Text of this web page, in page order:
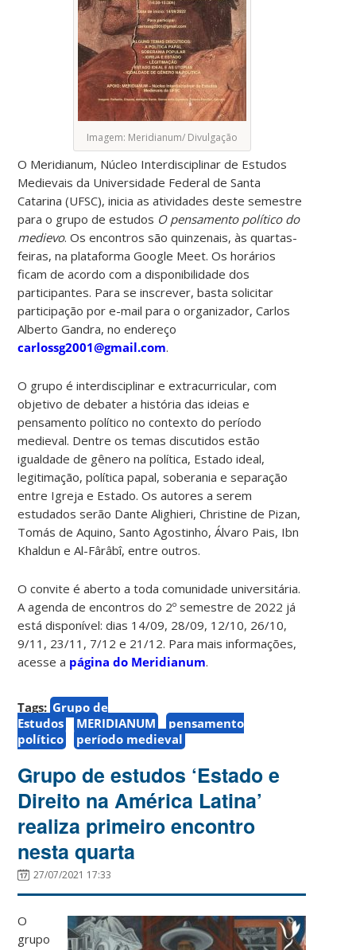
Imagem: Meridianum/ Divulgação
O Meridianum, Núcleo Interdisciplinar de Estudos
Medievais da Universidade Federal de Santa
Catarina (UFSC), inicia as atividades deste semestre
para o grupo de estudos O pensamento político do
medievo. Os encontros são quinzenais, às quartas-
feiras, na plataforma Google Meet. Os horários
ficam de acordo com a disponibilidade dos
participantes. Para se inscrever, basta solicitar
participação por e-mail para o organizador, Carlos
Alberto Gandra, no endereço
carlossg2001@gmail.com.
O grupo é interdisciplinar e extracurricular, com
objetivo de debater a história das ideias e
pensamento político no contexto do período
medieval. Dentre os temas discutidos estão
igualdade de gênero na política, Estado ideal,
legitimação, política papal, soberania e separação
entre Igreja e Estado. Os autores a serem
estudados serão Dante Alighieri, Christine de Pizan,
Tomás de Aquino, Santo Agostinho, Álvaro Pais, Ibn
Khaldun e Al-Fârâbî, entre outros.
O convite é aberto a toda comunidade universitária.
A agenda de encontros do 2º semestre de 2022 já
está disponível: dias 14/09, 28/09, 12/10, 26/10,
9/11, 23/11, 7/12 e 21/12. Para mais informações,
acesse a página do Meridianum.
Tags: Grupo de
Estudos
MERIDIANUM
pensamento
político
período medieval
Grupo de estudos ‘Estado e
Direito na América Latina’
realiza primeiro encontro
nesta quarta
27/07/2021 17:33
O
grupo